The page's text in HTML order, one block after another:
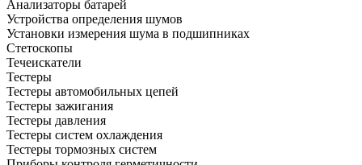
Анализаторы батарей
Устройства определения шумов
Установки измерения шума в подшипниках
Стетоскопы
Течеискатели
Тестеры
Тестеры автомобильных цепей
Тестеры зажигания
Тестеры давления
Тестеры систем охлаждения
Тестеры тормозных систем